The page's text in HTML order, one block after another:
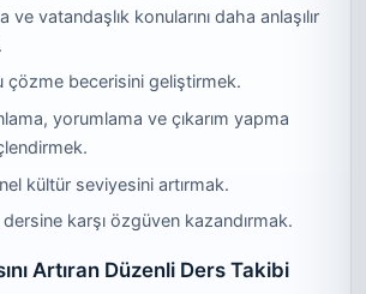
vatandaşlık konularını daha anlaşılır
çözme becerisini geliştirmek.
yorumlama ve çıkarım yapma
kültür seviyesini artırmak.
karşı özgüven kazandırmak.
Artıran Düzenli Ders Takibi